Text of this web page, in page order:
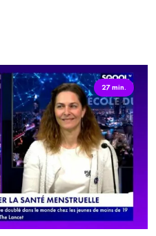
27 min.